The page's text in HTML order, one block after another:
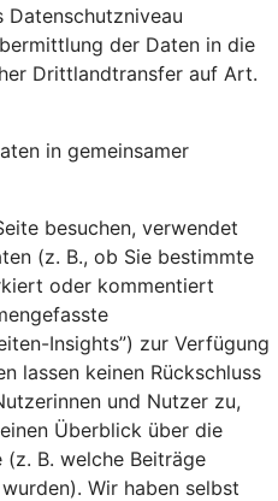
Datenschutzniveau
der Daten in die
Drittlandtransfer auf Art.
in gemeinsamer
besuchen, verwendet
(z. B., ob Sie bestimmte
oder kommentiert
Insights”) zur Verfügung
lassen keinen Rückschluss
und Nutzer zu,
Überblick über die
B. welche Beiträge
Wir haben selbst